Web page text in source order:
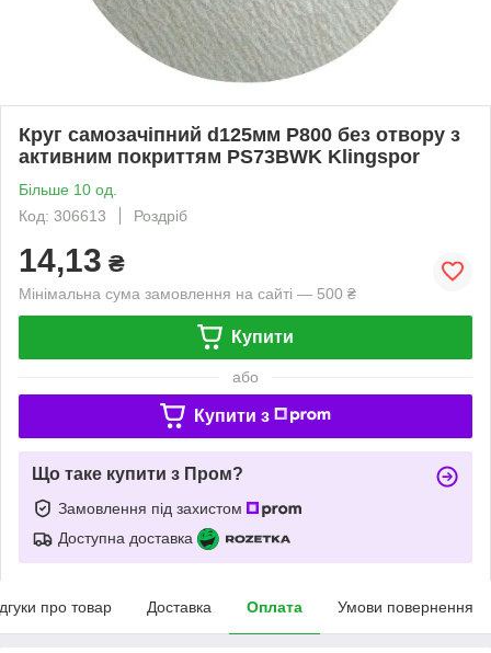
Круг самозачіпний d125мм P800 без отвору з
активним покриттям PS73BWK Klingspor
Більше 10 од.
Код: 306613
Роздріб
14,13 ₴
Мінімальна сума замовлення на сайті — 500 ₴
Купити
або
Купити з
Що таке купити з Пром?
Замовлення під захистом
Доступна доставка
про товар Доставка Оплата Умови повернення